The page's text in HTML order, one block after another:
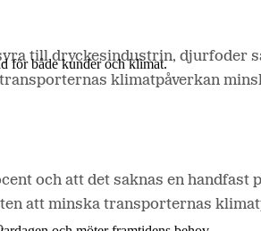
för både kunder och klimat.
till dryckesindustrin, djurfoder
klimatpåverkan
och att det saknas en handfast
att minska transporternas